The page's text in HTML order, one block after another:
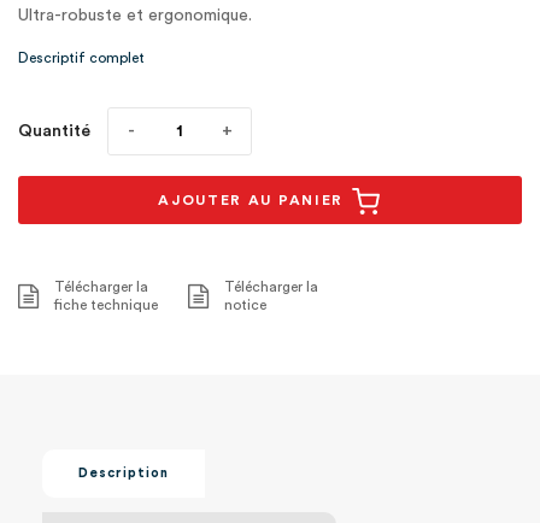
Ultra-robuste et ergonomique.
Descriptif complet
Quantité
AJOUTER AU PANIER
Télécharger la
fiche technique
Télécharger la
notice
Description